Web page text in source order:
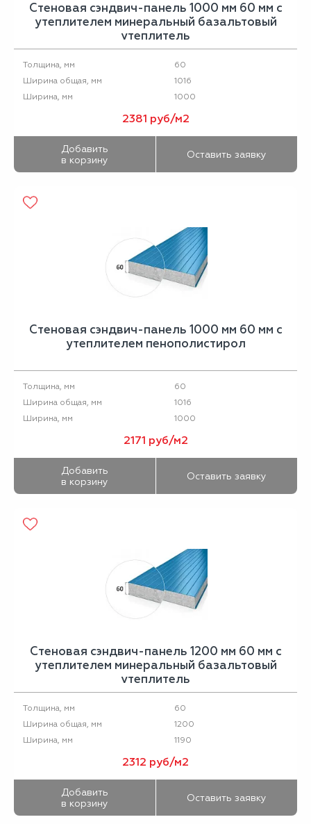
Стеновая сэндвич-панель 1000 мм 60 мм с
утеплителем минеральный базальтовый
утеплитель
Толщина, мм
60
Ширина общая, мм
1016
Ширина, мм
1000
2381 руб/м2
Добавить
в корзину
Оставить заявку
Стеновая сэндвич-панель 1000 мм 60 мм с
утеплителем пенополистирол
Толщина, мм
60
Ширина общая, мм
1016
Ширина, мм
1000
2171 руб/м2
Добавить
в корзину
Оставить заявку
Стеновая сэндвич-панель 1200 мм 60 мм с
утеплителем минеральный базальтовый
утеплитель
Толщина, мм
60
Ширина общая, мм
1200
Ширина, мм
1190
2312 руб/м2
Добавить
в корзину
Оставить заявку